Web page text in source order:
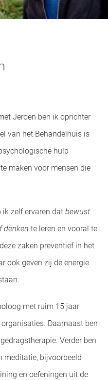
Jeroen ben ik oprichter
van het Behandelhuis is
hulp
maken voor mensen die
ik zelf ervaren datbewust
denken te leren en vooral te
zaken preventief in het
ook geven zij de energie
met ruim 15 jaar
Daarnaast ben
Verder ben
meditatie, bijvoorbeeld
en oefeningen uit de